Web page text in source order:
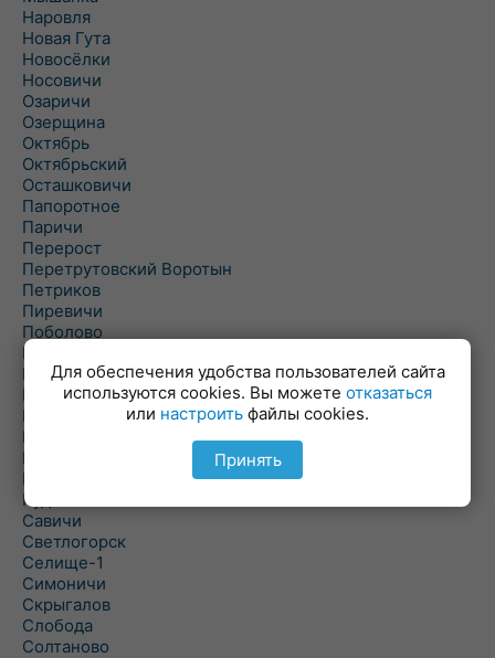
Наровля
Новая Гута
Новосёлки
Носовичи
Озаричи
Озерщина
Октябрь
Октябрьский
Осташковичи
Папоротное
Паричи
Перерост
Перетрутовский Воротын
Петриков
Пиревичи
Поболово
Поколюбичи
Полесье
Птичь
Речица
Ровенская Слобода
Рогачев
Рогинь
Рудня
Савичи
Светлогорск
Селище-1
Симоничи
Скрыгалов
Слобода
Солтаново
Для обеспечения удобства пользователей сайта
используются cookies. Вы можете отказаться
или настроить файлы cookies.
Принять